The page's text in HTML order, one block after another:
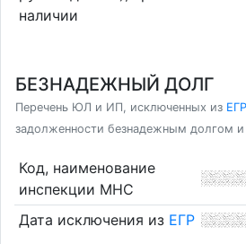
наличии
БЕЗНАДЕЖНЫЙ ДОЛГ
Перечень ЮЛ и ИП, исключенных из ЕГР
задолженности безнадежным долгом и
Код, наименование
инспекции МНС
Дата исключения из ЕГР